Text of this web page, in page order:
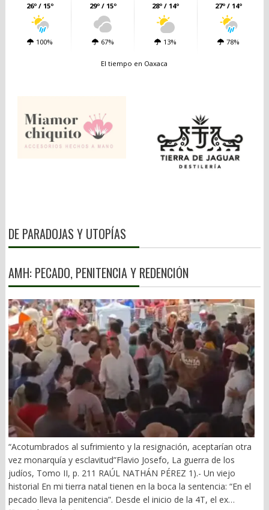
26º / 15º
100%
29º / 15º
67%
28º / 14º
13%
27º / 14º
78%
El tiempo en Oaxaca
DE PARADOJAS Y UTOPÍAS
AMH: PECADO, PENITENCIA Y REDENCIÓN
“Acotumbrados al sufrimiento y la resignación, aceptarían otra
vez monarquía y esclavitud”Flavio Josefo, La guerra de los
judíos, Tomo II, p. 211 RAÚL NATHÁN PÉREZ 1).- Un viejo
historial En mi tierra natal tienen en la boca la sentencia: “En el
pecado lleva la penitencia”. Desde el inicio de la 4T, el ex